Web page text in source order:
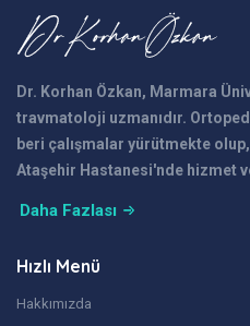
Dr. Korhan Özkan, Marmara
travmatoloji uzmanıdır.
beri çalışmalar yürütmekte
Ataşehir Hastanesi'nde hizmet
Daha Fazlası
Hızlı Menü
Hakkımızda